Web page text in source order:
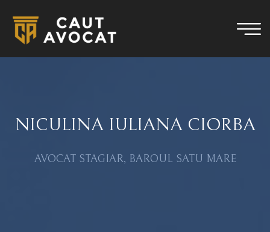
NICULINA IULIANA CIORBA
AVOCAT STAGIAR, BAROUL SATU MARE